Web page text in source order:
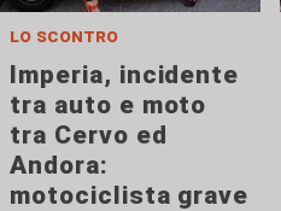
lo scontro
Imperia, incidente
tra auto e moto
tra Cervo ed
Andora:
motociclista grave